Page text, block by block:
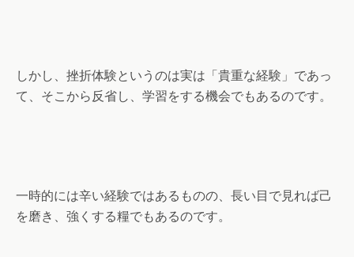
しかし、挫折体験というのは実は「貴重な経験」であっ
て、そこから反省し、学習をする機会でもあるのです。
一時的には辛い経験ではあるものの、長い目で見れば己
を磨き、強くする糧でもあるのです。